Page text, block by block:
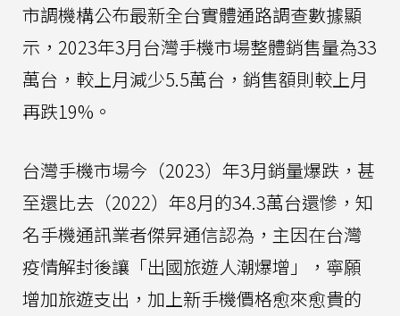
市調機構公布最新全台實體通路調查數據顯
示，2023年3月台灣手機市場整體銷售量為33
萬台，較上月減少5.5萬台，銷售額則較上月
再跌19%。
台灣手機市場今（2023）年3月銷量爆跌，甚
至還比去（2022）年8月的34.3萬台還慘，知
名手機通訊業者傑昇通信認為，主因在台灣
疫情解封後讓「出國旅遊人潮爆增」，寧願
增加旅遊支出，加上新手機價格愈來愈貴的